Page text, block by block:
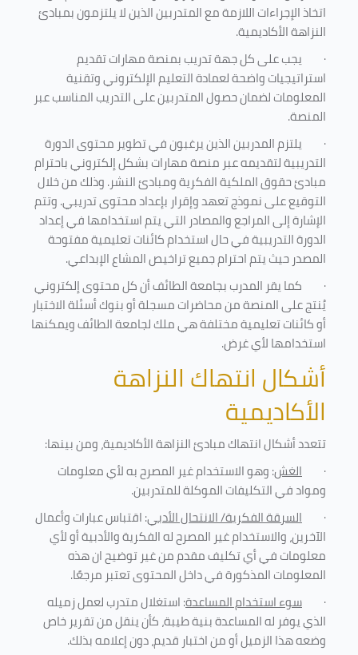
اتخاذ الإجراءات اللازمة مع المتدربين الذين لا يلتزمون بمبادئ
النزاهة الأكاديمية.
· يجب على كل جهة تدريب بمنصة مهارات تقديم
استراتيجيات واضحة لعمادة التعليم الإلكتروني وتقنية
المعلومات لضمان حصول المتدربين على التدريب المناسب عبر
المنصة.
· يلتزم المدربين الذين يرغبون في تطوير محتوى الدورة
التدريبية لتقديمه عبر منصة مهارات بشكل إلكتروني باحترام
مبادئ حقوق الملكية الفكرية ومبادئ النشر. وذلك من خلال
التوقيع على نموذج تعهد وإقرار بإعداد محتوى تدريبي. وتتم
الإشارة إلى المراجع والمصادر التي يتم استخدامها في إعداد
الدورة التدريبية في حال استخدام كائنات تعليمية مفتوحة
المصدر حيث يتم احترام جميع تراخيص المشاع الإبداعي.
· كما يقر المدرب بجامعة الطائف أن كل محتوى إلكتروني
يُنتج على المنصة من محاضرات مسجلة أو بنوك أسئلة الاختبار
أو كائنات تعليمية مختلفة هي ملك لجامعة الطائف ويمكنها
استخدامها لأي غرض.
أشكال انتهاك النزاهة
الأكاديمية
تتعدد أشكال انتهاك مبادئ النزاهة الأكاديمية، ومن بينها:
· الغش: وهو الاستخدام غير المصرح به لأي معلومات
ومواد في التكليفاتالموكلة للمتدربين.
· السرقة الفكرية/ الانتحال الأدبي: اقتباس عبارات وأعمال
الآخرين، والاستخدام غير المصرح له الفكرية والأدبية أو لأي
معلومات في أي تكليف مقدم من غير توضيح ان هذه
المعلومات المذكورة في داخل المحتوى تعتبر مرجعًا.
· سوء استخدام المساعدة: استغلال متدرب لعمل زميله
الذي يوفر له المساعدة بنية طيبة، كأن ينقل من تقرير خاص
وضعه هذا الزميل أو من اختبار قديم، دون إعلامه بذلك.